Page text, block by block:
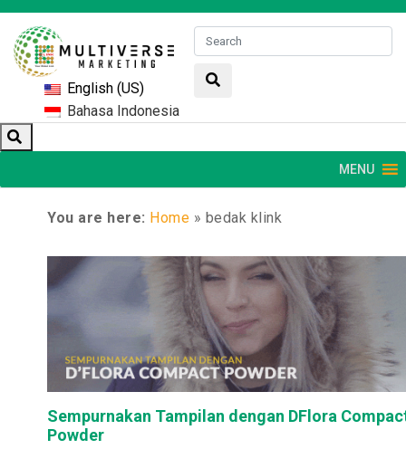
English (US)
Bahasa Indonesia
MENU
You are here: Home » bedak klink
Sempurnakan Tampilan dengan DFlora
Powder